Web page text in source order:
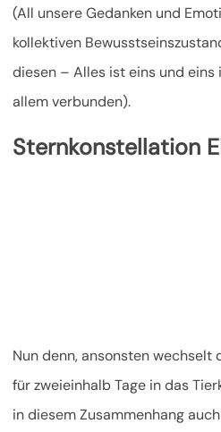
(All unsere Gedanken und
kollektiven
diesen – Alles ist eins und
allem verbunden).
Sternkonstellation
Nun denn, ansonsten wechselt
für zweieinhalb Tage in das
in diesem Zusammenhang